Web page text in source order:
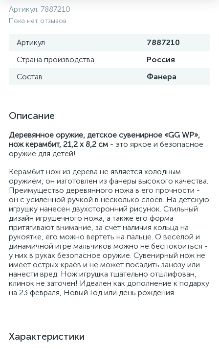
Артикул: 7887210
Пока нет отзывов
Артикул
7887210
Страна производства
Россия
Состав
Фанера
Описание
Деревянное оружие, детское сувенирное «GG WP»,
нож керамбит, 21,2 х 8,2 см - это яркое и безопасное
оружие для детей!
Керамбит нож из дерева не является холодным
оружием, он изготовлен из фанеры высокого качества.
Преимущество деревянного ножа в его прочности -
он с усиленной ручкой в несколько слоёв. На детскую
игрушку нанесен двухсторонний рисунок. Стильный
дизайн игрушечного ножа, а также его форма
притягивают внимание, за счёт наличия кольца на
рукоятке, его можно вертеть на пальце. О веселой и
динамичной игре мальчиков можно не беспокоиться -
у них в руках безопасное оружие. Сувенирный нож не
имеет острых краёв и не может посадить занозу или
нанести вред. Нож игрушка тщательно отшлифован,
клинок не заточен! Идеален как дополнение к подарку
на 23 февраля, Новый Год или день рождения.
Характеристики